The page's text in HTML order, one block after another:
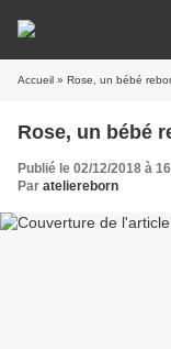
Accueil » Rose, un bébé
Rose, un bébé
Publié le 02/12/2018 à
Par ateliereborn